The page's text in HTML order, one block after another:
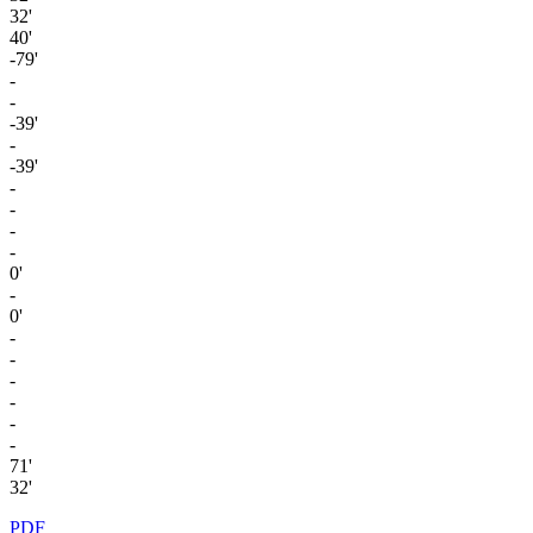
32'
40'
-79'
-
-
-39'
-
-39'
-
-
-
-
0'
-
0'
-
-
-
-
-
-
71'
32'
PDF